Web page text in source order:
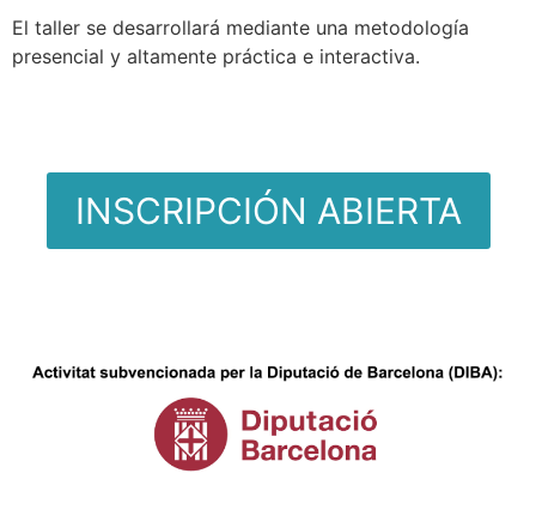
El taller se desarrollará mediante una metodología
presencial y altamente práctica e interactiva.
INSCRIPCIÓN ABIERTA